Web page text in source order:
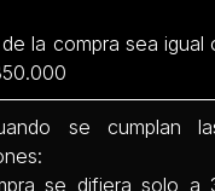
la compra sea igual
se cumplan
se difiera solo a